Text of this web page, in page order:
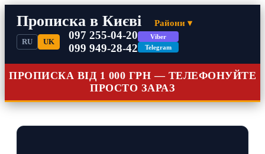
Прописка в Києві Райони ▾
RU UK
097 255-04-20
099 949-28-42
Viber
Telegram
ПРОПИСКА ВІД 1 000 ГРН — ТЕЛЕФОНУЙТЕ
ПРОСТО ЗАРАЗ